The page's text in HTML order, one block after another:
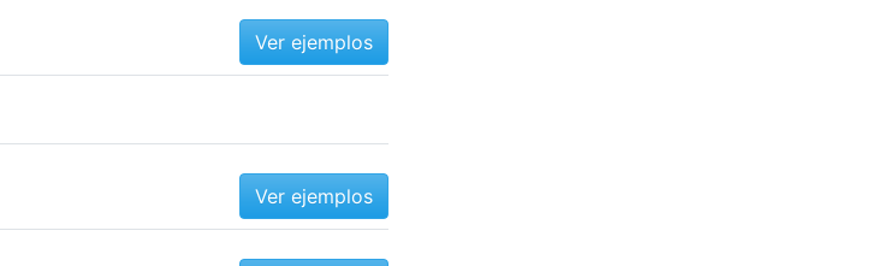
Ver ejemplos
Ver ejemplos